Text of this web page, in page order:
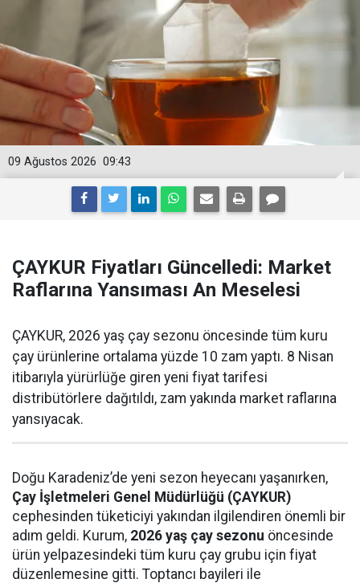
09:43
09 Ağustos 2026
ÇAYKUR Fiyatları Güncelledi: Market
Raflarına Yansıması An Meselesi
ÇAYKUR, 2026 yaş çay sezonu öncesinde tüm kuru
çay ürünlerine ortalama yüzde 10 zam yaptı. 8 Nisan
itibarıyla yürürlüğe giren yeni fiyat tarifesi
distribütörlere dağıtıldı, zam yakında market raflarına
yansıyacak.
Doğu Karadeniz’de yeni sezon heyecanı yaşanırken,
Çay İşletmeleri Genel Müdürlüğü (ÇAYKUR)
cephesinden tüketiciyi yakından ilgilendiren önemli bir
adım geldi. Kurum, 2026 yaş çay sezonu öncesinde
ürün yelpazesindeki tüm kuru çay grubu için fiyat
düzenlemesine gitti. Toptancı bayileri ile